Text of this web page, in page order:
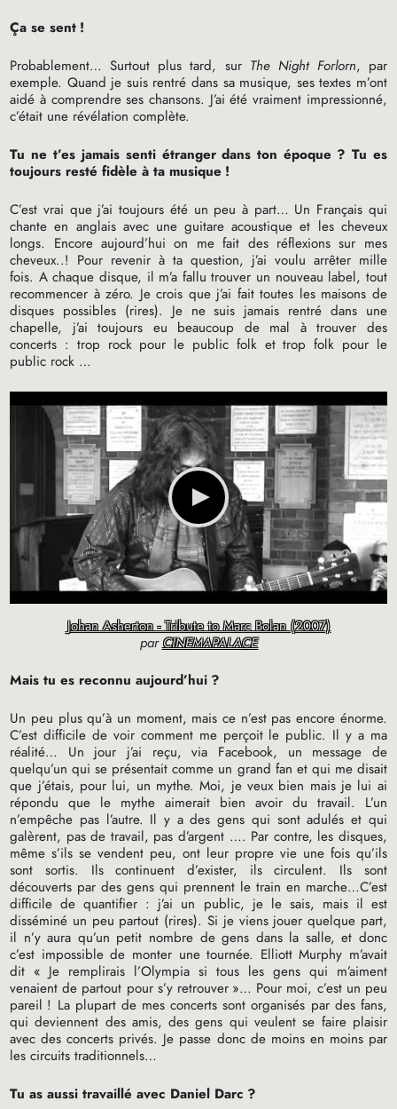
Ça se sent !
Probablement… Surtout plus tard, sur The Night Forlorn, par
exemple. Quand je suis rentré dans sa musique, ses textes m’ont
aidé à comprendre ses chansons. J’ai été vraiment impressionné,
c’était une révélation complète.
Tu ne t’es jamais senti étranger dans ton époque ? Tu es
toujours resté fidèle à ta musique !
C’est vrai que j’ai toujours été un peu à part… Un Français qui
chante en anglais avec une guitare acoustique et les cheveux
longs. Encore aujourd’hui on me fait des réflexions sur mes
cheveux..! Pour revenir à ta question, j’ai voulu arrêter mille
fois. A chaque disque, il m’a fallu trouver un nouveau label, tout
recommencer à zéro. Je crois que j’ai fait toutes les maisons de
disques possibles (rires). Je ne suis jamais rentré dans une
chapelle, j’ai toujours eu beaucoup de mal à trouver des
concerts : trop rock pour le public folk et trop folk pour le
public rock …
Johan Asherton - Tribute to Marc Bolan (2007)
parCINEMAPALACE
Mais tu es reconnu aujourd’hui ?
Un peu plus qu’à un moment, mais ce n’est pas encore énorme.
C’est difficile de voir comment me perçoit le public. Il y a ma
réalité… Un jour j’ai reçu, via Facebook, un message de
quelqu’un qui se présentait comme un grand fan et qui me disait
que j’étais, pour lui, un mythe. Moi, je veux bien mais je lui ai
répondu que le mythe aimerait bien avoir du travail. L’un
n’empêche pas l’autre. Il y a des gens qui sont adulés et qui
galèrent, pas de travail, pas d’argent …. Par contre, les disques,
même s’ils se vendent peu, ont leur propre vie une fois qu’ils
sont sortis. Ils continuent d’exister, ils circulent. Ils sont
découverts par des gens qui prennent le train en marche…C’est
difficile de quantifier : j’ai un public, je le sais, mais il est
disséminé un peu partout (rires). Si je viens jouer quelque part,
il n’y aura qu’un petit nombre de gens dans la salle, et donc
c’est impossible de monter une tournée. Elliott Murphy m’avait
dit « Je remplirais l’Olympia si tous les gens qui m’aiment
venaient de partout pour s’y retrouver »… Pour moi, c’est un peu
pareil ! La plupart de mes concerts sont organisés par des fans,
qui deviennent des amis, des gens qui veulent se faire plaisir
avec des concerts privés. Je passe donc de moins en moins par
les circuits traditionnels…
Tu as aussi travaillé avec Daniel Darc ?